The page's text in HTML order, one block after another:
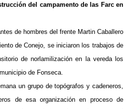
del campamento de las Farc en
de hombres del frente Martin Caballero
de Conejo, se iniciaron los trabajos de
de norlamilización en la vereda los
de Fonseca.
un grupo de topógrafos y cadeneros,
de esa organización en proceso de